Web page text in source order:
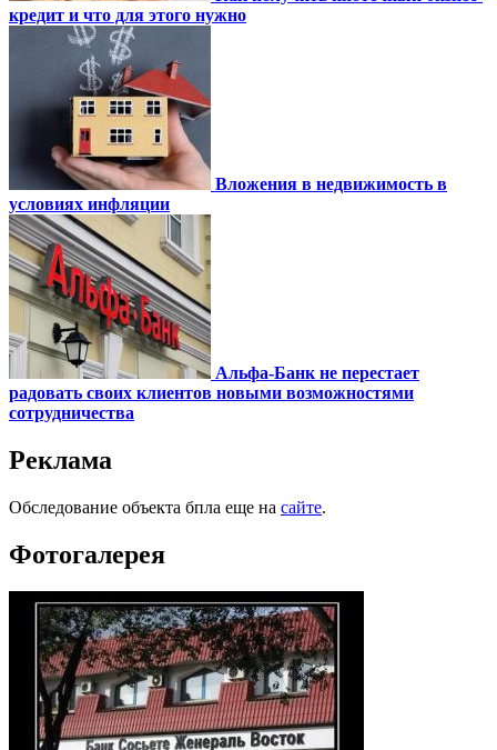
кредит и что для этого нужно
Вложения в недвижимость в
условиях инфляции
Альфа-Банк не перестает
радовать своих клиентов новыми возможностями
сотрудничества
Реклама
Обследование объекта бпла еще на сайте.
Фотогалерея